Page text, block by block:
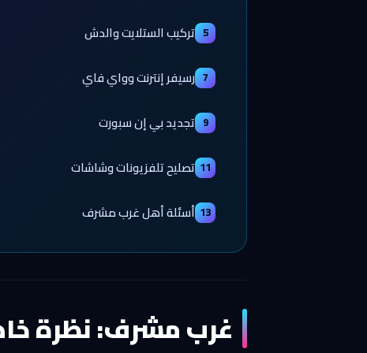
5 تركيب الستلايت والدش
7 رسيفر إنترنت وواي فاي
9 تجديد بي إن سبورت
11 تصليح تلفزيونات وشاشات
13 أسئلة أهل غرب مشرف
غرب مشرف: نظرة